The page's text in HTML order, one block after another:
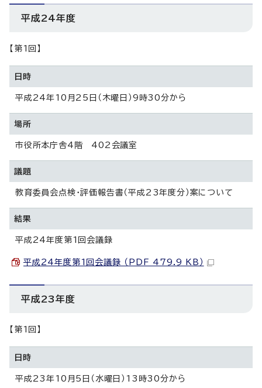
平成24年度
【第1回】
日時
平成24年10月25日（木曜日）9時30分から
場所
市役所本庁舎4階 402会議室
議題
教育委員会点検・評価報告書（平成23年度分）案について
結果
平成24年度第1回会議録
平成24年度第1回会議録 （PDF 479.9 KB）
平成23年度
【第1回】
日時
平成23年10月5日（水曜日）13時30分から